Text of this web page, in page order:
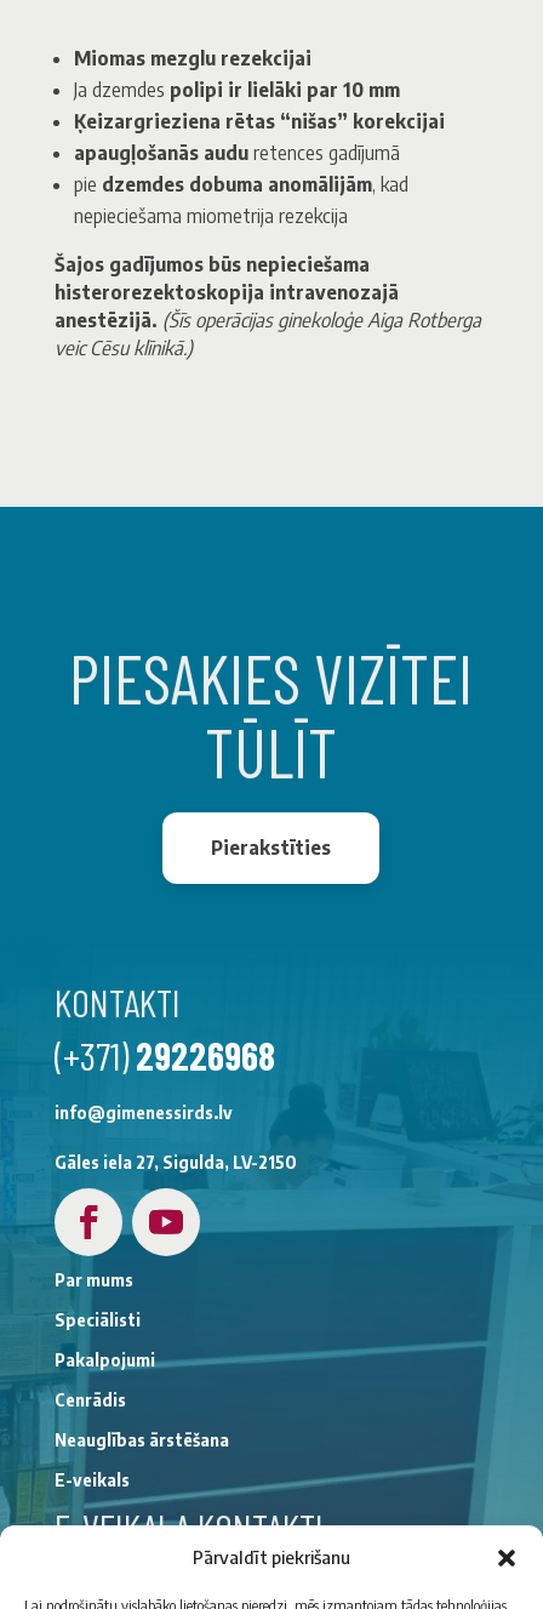
Pārvaldīt piekrišanu
Miomas mezglu rezekcijai
Ja dzemdes polipi ir lielāki par 10 mm
Ķeizargrieziena rētas “nišas” korekcijai
apaugļošanās auduretences gadījumā
pie dzemdes dobuma anomālijām, kad
nepieciešama miometrija rezekcija
Šajos gadījumos būs nepieciešama
histerorezektoskopija intravenozajā
anestēzijā. (Šīs operācijas ginekoloģe Aiga Rotberga
veic Cēsu klīnikā.)
PIESAKIES VIZĪTEI
TŪLĪT
Pierakstīties
KONTAKTI
(+371)29226968
info@gimenessirds.lv
Gāles iela 27, Sigulda, LV-2150
Par mums
Speciālisti
Pakalpojumi
Cenrādis
Neauglības ārstēšana
E-veikals
E-VEIKALA KONTAKTI